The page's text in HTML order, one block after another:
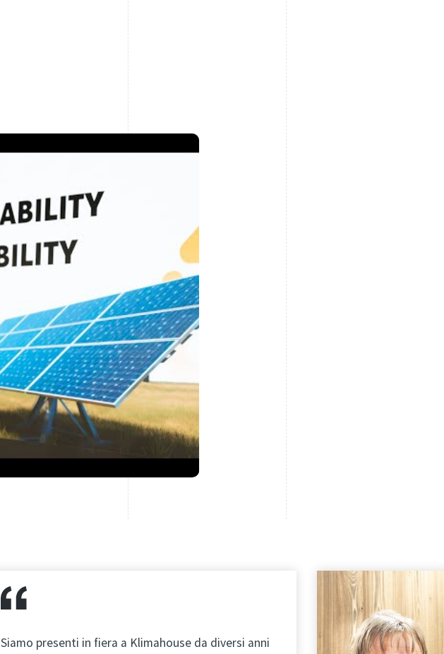
Siamo presenti in fiera a Klimahouse da diversi anni